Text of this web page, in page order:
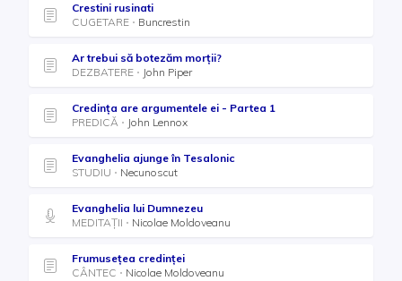
Crestini rusinati
CUGETARE
Buncrestin
Ar trebui să botezăm morții?
DEZBATERE
John Piper
Credința are argumentele ei - Partea 1
PREDICĂ
John Lennox
Evanghelia ajunge în Tesalonic
STUDIU
Necunoscut
Evanghelia lui Dumnezeu
MEDITAȚII
Nicolae Moldoveanu
Frumusețea credinței
CÂNTEC
Nicolae Moldoveanu